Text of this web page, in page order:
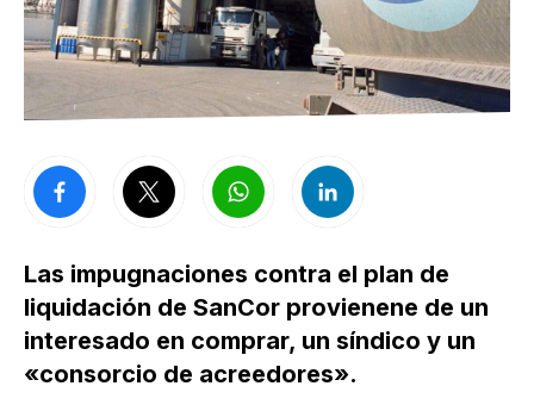
Las impugnaciones contra el plan de
liquidación de SanCor provienene de un
interesado en comprar, un síndico y un
«consorcio de acreedores».